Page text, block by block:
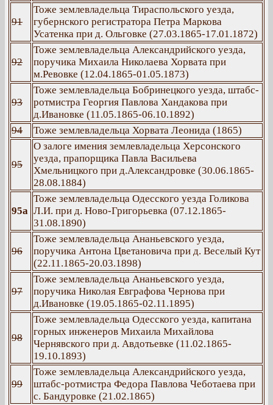
91
Тоже землевладельца Тираспольского уезда,
губернского регистратора Петра Маркова
Усатенка при д. Ольговке (27.03.1865-17.01.1872)
92
Тоже землевладельца Александрийского уезда,
поручика Михаила Николаева Хорвата при
м.Ревовке (12.04.1865-01.05.1873)
93
Тоже землевладельца Бобринецкого уезда, штабс-
ротмистра Георгия Павлова Хандакова при
д.Ивановке (11.05.1865-06.10.1892)
94
Тоже землевладельца Хорвата Леонида (1865)
95
О залоге имения землевладельца Херсонского
уезда, прапорщика Павла Васильева
Хмельницкого при д.Александровке (30.06.1865-
28.08.1884)
95а
Тоже землевладельца Одесского уезда Голикова
Л.И. при д. Ново-Григорьевка (07.12.1865-
31.08.1890)
96
Тоже землевладельца Ананьевского уезда,
поручика Антона Цветановича при д. Веселый Кут
(22.11.1865-20.03.1898)
97
Тоже землевладельца Ананьевского уезда,
поручика Николая Евграфова Чернова при
д.Ивановке (19.05.1865-02.11.1895)
98
Тоже землевладельца Одесского уезда, капитана
горных инженеров Михаила Михайлова
Чернявского при д. Авдотьевке (11.02.1865-
19.10.1893)
99
Тоже землевладельца Александрийского уезда,
штабс-ротмистра Федора Павлова Чеботаева при
с. Бандуровке (21.02.1865)